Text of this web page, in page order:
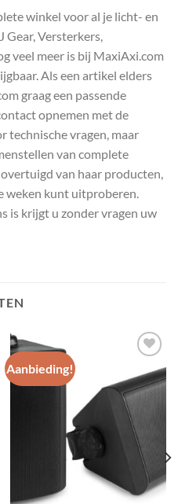
winkel voor al je licht- en
Gear, Versterkers,
veel meer is bij MaxiAxi.com
Als een artikel elders
graag een passende
opnemen met de
technische vragen, maar
van complete
van haar producten,
kunt uitproberen.
is krijgt u zonder vragen uw
Aanbieding!
Toevoegen
aan
wenslijst